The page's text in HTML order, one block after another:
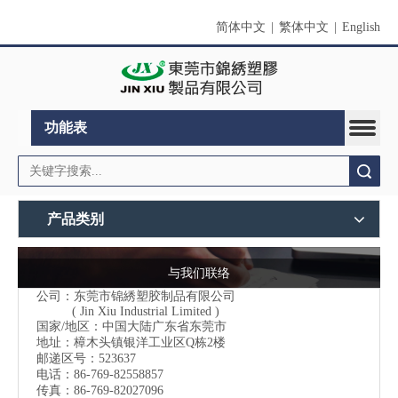
简体中文 繁体中文 English
功能表
产品类别
与我们联络
公司：东莞市锦綉塑胶制品有限公司
( Jin Xiu Industrial Limited )
国家/地区：中国大陆广东省东莞市
地址：樟木头镇银洋工业区Q栋2楼
邮递区号：523637
电话：86-769-82558857
传真：86-769-82027096